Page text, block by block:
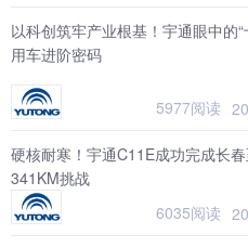
以科创筑牢产业根基！宇通眼中的“
用车进阶密码
5977阅读
硬核耐寒！宇通C11E成功完成长
341KM挑战
6035阅读